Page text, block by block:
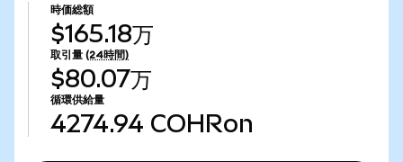
時価総額
$165.18万
取引量 (24時間)
$80.07万
循環供給量
4274.94 COHRon